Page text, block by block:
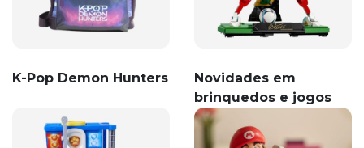
K-Pop Demon Hunters
Novidades em
brinquedos e jogos